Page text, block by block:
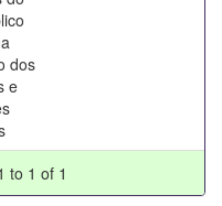
dos
e
to 1 of 1